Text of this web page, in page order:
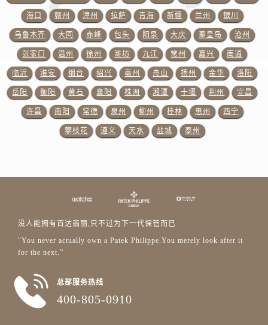
山东省济南市历下区经十路11111号华润中心写字楼（万象城）15层1508室百达翡丽售后服务中心（需提前预约）
山东省济宁市任城区太白楼路百达翡丽售后服务中心（需提前预约）
山东省莱芜市文化南路8号银座商城名表维修一楼名表维修百达翡丽售后服务中心（需提前预约）
山东省临沂市兰山区解放路百达翡丽售后服务中心（需提前预约）
山东省日照市东港区烟台路百达翡丽售后服务中心（需提前预约）
山东省泰安市泰山区财源街道泰山大街百达翡丽售后服务中心（需提前预约）
山东省威海市环翠区新威海路89号振华商厦一楼名表维修百达翡丽售后服务中心（需提前预约）
海口 赣州 漳州 拉萨 青海 新疆 兰州 银川
乌鲁木齐 大同 赤峰 包头 阳泉 大庆 秦皇岛 沧州
张家口 温州 徐州 潍坊 九江 常州 嘉兴 南通
临沂 淮安 烟台 绍兴 亳州 舟山 扬州 金华 洛阳
岳阳 衡阳 黄石 襄阳 株洲 湘潭 十堰 荆州 宜昌
许昌 南阳 常德 泉州 柳州 桂林 惠州 西宁
攀枝花 遵义 天水 盐城 泰州
没人能拥有百达翡丽,只不过为下一代保管而已
"You never actually own a Patek Philippe.You merely look after it
for the next.”
总部服务热线
400-805-0910